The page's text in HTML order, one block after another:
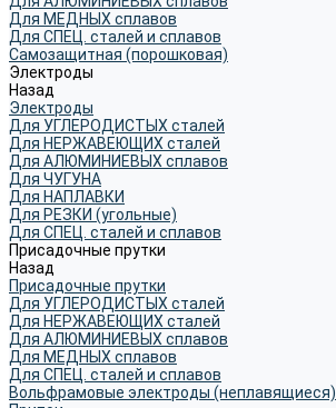
Для МЕДНЫХ сплавов
Для СПЕЦ. сталей и сплавов
Самозащитная (порошковая)
Электроды
Назад
Электроды
Для УГЛЕРОДИСТЫХ сталей
Для НЕРЖАВЕЮЩИХ сталей
Для АЛЮМИНИЕВЫХ сплавов
Для ЧУГУНА
Для НАПЛАВКИ
Для РЕЗКИ (угольные)
Для СПЕЦ. сталей и сплавов
Присадочные прутки
Назад
Присадочные прутки
Для УГЛЕРОДИСТЫХ сталей
Для НЕРЖАВЕЮЩИХ сталей
Для АЛЮМИНИЕВЫХ сплавов
Для МЕДНЫХ сплавов
Для СПЕЦ. сталей и сплавов
Вольфрамовые электроды (неплавящиеся)